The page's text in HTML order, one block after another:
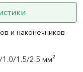
и наконечников
1.5/2.5 мм²